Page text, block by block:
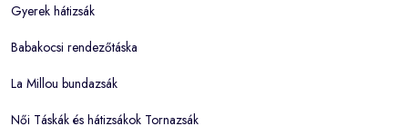
Gyerek hátizsák
Babakocsi rendezőtáska
La Millou bundazsák
Női Táskák és hátizsákok Tornazsák